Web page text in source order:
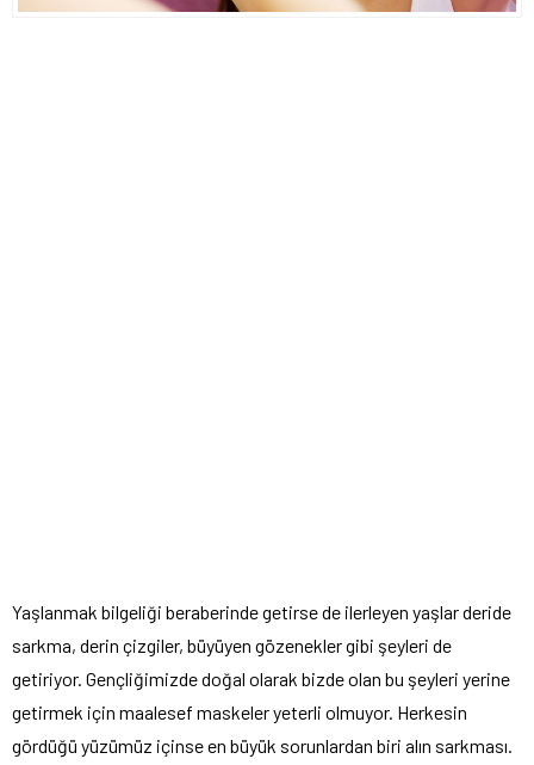
Yaşlanmak bilgeliği beraberinde getirse de ilerleyen yaşlar deride
sarkma, derin çizgiler, büyüyen gözenekler gibi şeyleri de
getiriyor. Gençliğimizde doğal olarak bizde olan bu şeyleri yerine
getirmek için maalesef maskeler yeterli olmuyor. Herkesin
gördüğü yüzümüz içinse en büyük sorunlardan biri alın sarkması.